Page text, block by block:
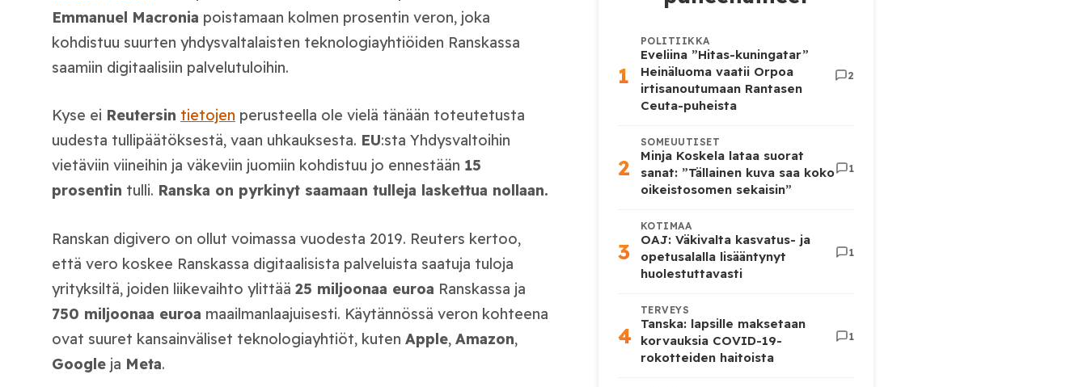
Emmanuel Macronia poistamaan kolmen prosentin veron, joka
kohdistuu suurten yhdysvaltalaisten teknologiayhtiöiden Ranskassa
saamiin digitaalisiin palvelutuloihin.
Kyse ei Reutersin tietojen perusteella ole vielä tänään toteutetusta
uudesta tullipäätöksestä, vaan uhkauksesta. EU:sta Yhdysvaltoihin
vietäviin viineihin ja väkeviin juomiin kohdistuu jo ennestään 15
prosentin tulli. Ranska on pyrkinyt saamaan tulleja laskettua nollaan.
Ranskan digivero on ollut voimassa vuodesta 2019. Reuters kertoo,
että vero koskee Ranskassa digitaalisista palveluista saatuja tuloja
yrityksiltä, joiden liikevaihto ylittää 25 miljoonaa euroa Ranskassa ja
750 miljoonaa euroa maailmanlaajuisesti. Käytännössä veron kohteena
ovat suuret kansainväliset teknologiayhtiöt, kuten Apple, Amazon,
Google ja Meta.
1
POLITIIKKA
Eveliina ”Hitas-kuningatar”
Heinäluoma vaatii Orpoa
irtisanoutumaan Rantasen
Ceuta-puheista
2
2
SOMEUUTISET
Minja Koskela lataa suorat
sanat: ”Tällainen kuva saa koko
oikeistosomen sekaisin”
1
3
KOTIMAA
OAJ: Väkivalta kasvatus- ja
opetusalalla lisääntynyt
huolestuttavasti
1
4
TERVEYS
Tanska: lapsille maksetaan
korvauksia COVID-19-
rokotteiden haitoista
1